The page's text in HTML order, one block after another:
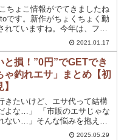
ちょこ情報がでてきましたね
です。新作がちょくちょく動
れていますね。今年は、フィ
ョーやキープキャストも新型
ルスの影響で開催されないの
てから購入することはできま
う好き...
2021.01.17
と損！”0円”でGETでき
ゃ釣れエサ」まとめ【初
きたいけど、エサ代って結構
よな…」 「市販のエサじゃな
ない…」そんな悩みを抱えて
の皆さん、ご安心ください！
2025.05.29